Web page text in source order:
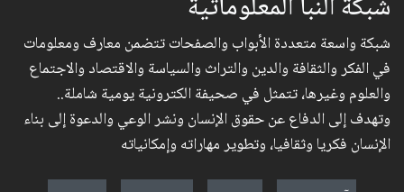
شبكة واسعة متعددة الأبواب والصفحات تتضمن معارف ومعلومات
في الفكر والثقافة والدين والتراث والسياسة والاقتصاد والاجتماع
والعلوم وغيرها، تتمثل في صحيفة الكترونية يومية شاملة..
وتهدف إلى الدفاع عن حقوق الإنسان ونشر الوعي والدعوة إلى بناء
الإنسان فكريا وثقافيا، وتطوير مهاراته وإمكانياته